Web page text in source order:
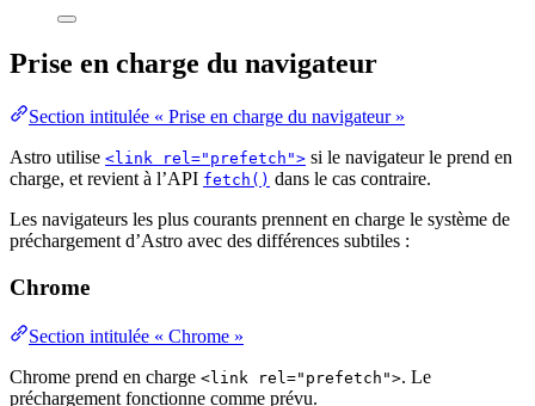
Prise en charge du navigateur
Section intitulée « Prise en charge du navigateur »
Astro utilise <link rel="prefetch"> si le navigateur le prend en
charge, et revient à l’API fetch() dans le cas contraire.
Les navigateurs les plus courants prennent en charge le système de
préchargement d’Astro avec des différences subtiles :
Chrome
Section intitulée « Chrome »
Chrome prend en charge <link rel="prefetch">. Le
préchargement fonctionne comme prévu.